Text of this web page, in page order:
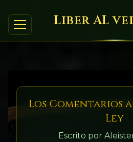
Liber AL
Los Comentarios
Ley
Escrito por